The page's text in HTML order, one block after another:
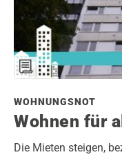
WOHNUNGSNOT
Wohnen für
Die Mieten steigen,